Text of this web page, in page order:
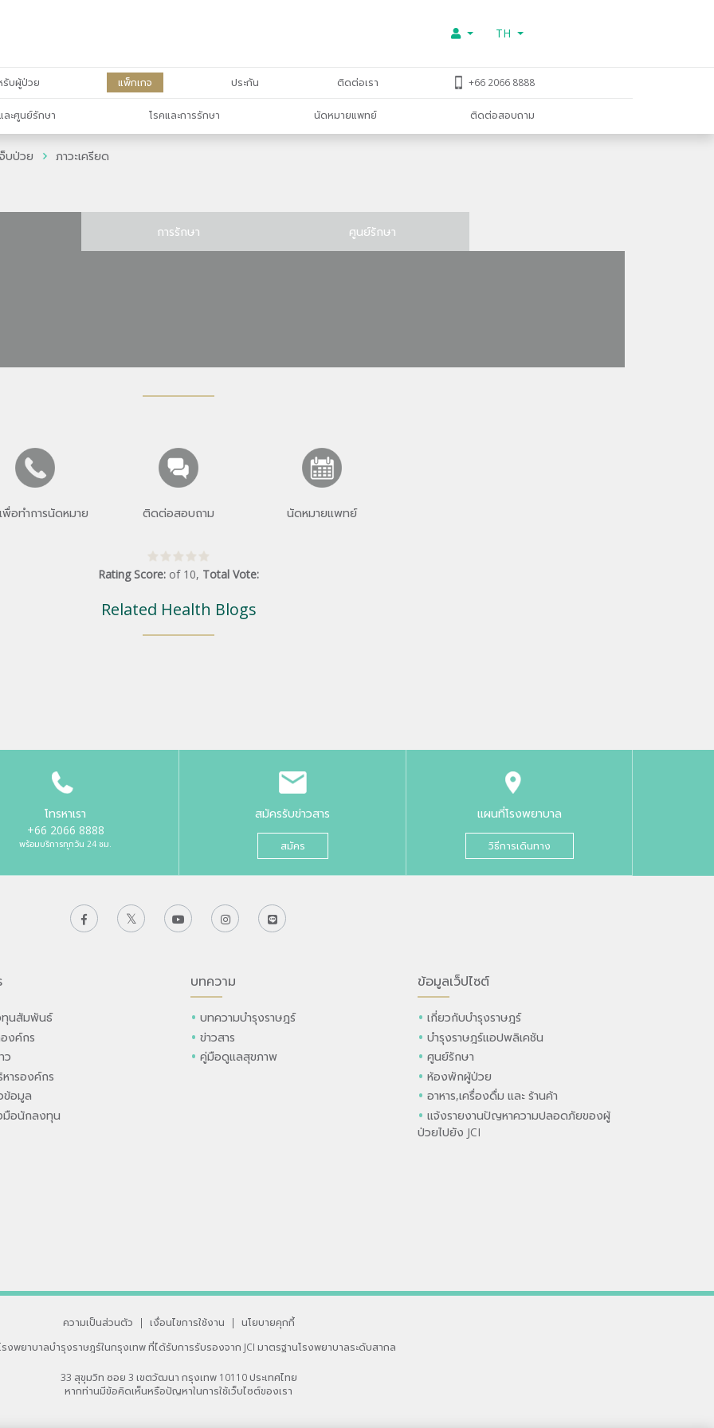
TH
รับผู้ป่วย แพ็กเกจ ประกัน ติดต่อเรา +66 2066 8888
ะศูนย์รักษา โรคและการรักษา นัดหมายแพทย์ ติดต่อสอบถาม
จ็บป่วย ภาวะเครียด
การรักษา ศูนย์รักษา
พื่อทำการนัดหมาย ติดต่อสอบถาม นัดหมายแพทย์
Rating Score: of 10, Total Vote:
Related Health Blogs
โทรหาเรา
+66 2066 8888
พร้อมบริการทุกวัน 24 ชม.
สมัครรับข่าวสาร
สมัคร
แผนที่โรงพยาบาล
วิธีการเดินทาง
นสัมพันธ์
งค์กร
ว
หารองค์กร
ข้อมูล
มือนักลงทุน
บทความ
บทความบำรุงราษฎร์
ข่าวสาร
คู่มือดูแลสุขภาพ
ข้อมูลเว็ปไซต์
เกี่ยวกับบำรุงราษฎร์
บำรุงราษฎร์แอปพลิเคชัน
ศูนย์รักษา
ห้องพักผู้ป่วย
อาหาร,เครื่องดื่ม และ ร้านค้า
แจ้งรายงานปัญหาความปลอดภัยของผู้
ป่วยไปยัง JCI
ความเป็นส่วนตัว | เงื่อนไขการใช้งาน |
นโยบายคุกกี้
งพยาบาลบำรุงราษฎร์ในกรุงเทพที่ได้รับการรับรองจาก JCI มาตรฐานโรงพยาบาลระดับสากล
33 สุขุมวิท ซอย 3 เขตวัฒนา กรุงเทพ 10110 ประเทศไทย
หากท่านมีข้อคิดเห็นหรือปัญหาในการใช้เว็บไซต์ของเรา